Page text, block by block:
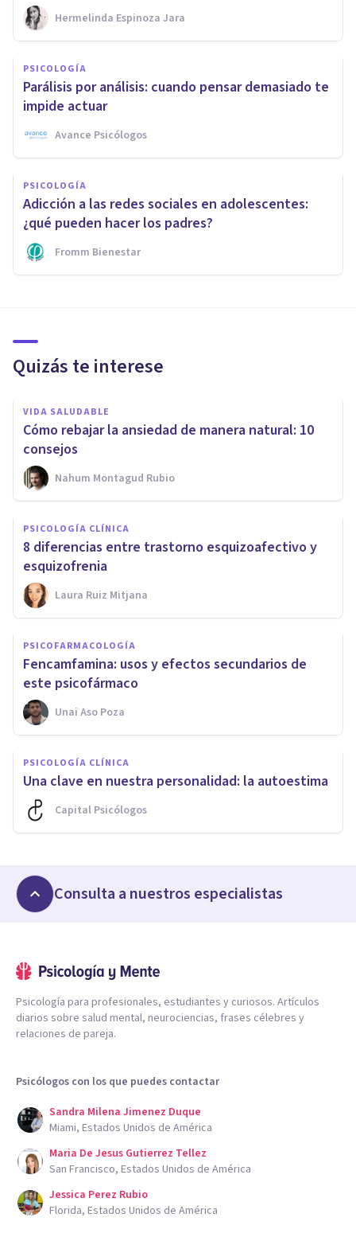
Hermelinda Espinoza Jara
PSICOLOGÍA
Parálisis por análisis: cuando pensar demasiado te
impide actuar
Avance Psicólogos
PSICOLOGÍA
Adicción a las redes sociales en adolescentes:
¿qué pueden hacer los padres?
Fromm Bienestar
Quizás te interese
VIDA SALUDABLE
Cómo rebajar la ansiedad de manera natural: 10
consejos
Nahum Montagud Rubio
PSICOLOGÍA CLÍNICA
8 diferencias entre trastorno esquizoafectivo y
esquizofrenia
Laura Ruiz Mitjana
PSICOFARMACOLOGÍA
Fencamfamina: usos y efectos secundarios de
este psicofármaco
Unai Aso Poza
PSICOLOGÍA CLÍNICA
Una clave en nuestra personalidad: la autoestima
Capital Psicólogos
Consulta a nuestros especialistas
Psicología para profesionales, estudiantes y curiosos. Artículos
diarios sobre salud mental, neurociencias, frases célebres y
relaciones de pareja.
Psicólogos con los que puedes contactar
Sandra Milena Jimenez Duque
Miami, Estados Unidos de América
Maria De Jesus Gutierrez Tellez
San Francisco, Estados Unidos de América
Jessica Perez Rubio
Florida, Estados Unidos de América